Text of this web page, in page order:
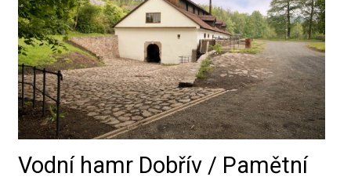
Vodní hamr Dobřív / Pamětní